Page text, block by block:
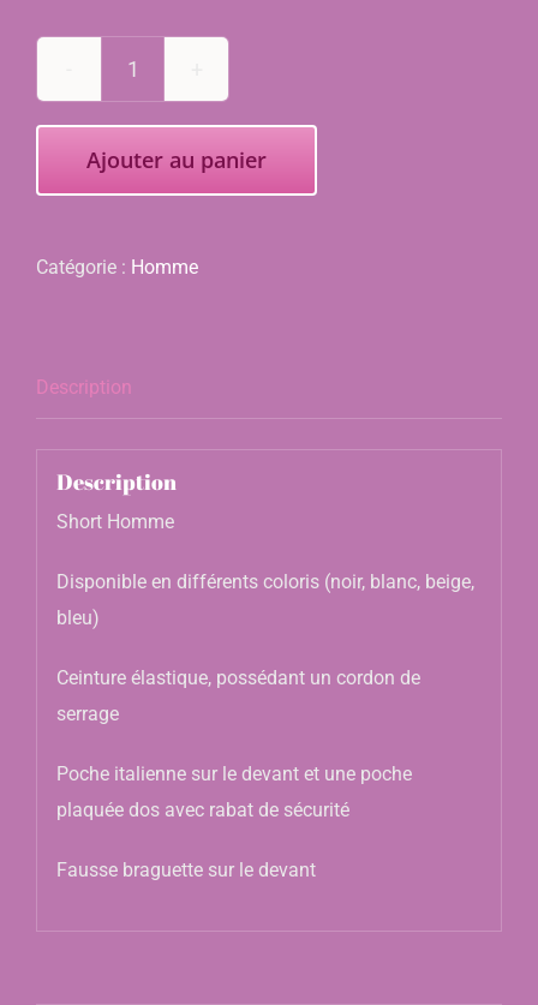
quantité
de
Short
Ajouter au panier
Catégorie : Homme
Description
Description
Short Homme
Disponible en différents coloris (noir, blanc, beige,
bleu)
Ceinture élastique, possédant un cordon de
serrage
Poche italienne sur le devant et une poche
plaquée dos avec rabat de sécurité
Fausse braguette sur le devant